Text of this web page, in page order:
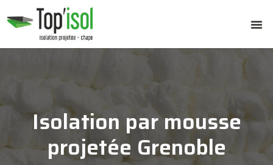
Isolation par mousse
projetée Grenoble